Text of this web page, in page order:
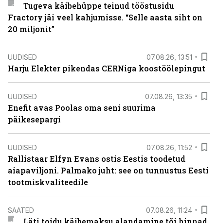
Tugeva käibehüppe teinud tööstusidu
Fractory jäi veel kahjumisse. “Selle aasta siht on
20 miljonit”
UUDISED 07.08.26, 13:51
Harju Elekter pikendas CERNiga koostöölepingut
UUDISED 07.08.26, 13:35
Enefit avas Poolas oma seni suurima
päikesepargi
UUDISED 07.08.26, 11:52
Rallistaar Elfyn Evans ostis Eestis toodetud
aiapaviljoni. Palmako juht: see on tunnustus Eesti
tootmiskvaliteedile
SAATED 07.08.26, 11:24